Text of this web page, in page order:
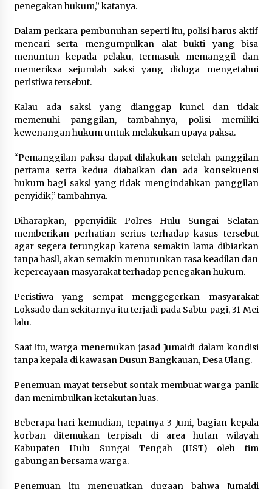
penegakan hukum,” katanya.
Dalam perkara pembunuhan seperti itu, polisi harus aktif
mencari serta mengumpulkan alat bukti yang bisa
menuntun kepada pelaku, termasuk memanggil dan
memeriksa sejumlah saksi yang diduga mengetahui
peristiwa tersebut.
Kalau ada saksi yang dianggap kunci dan tidak
memenuhi panggilan, tambahnya, polisi memiliki
kewenangan hukum untuk melakukan upaya paksa.
“Pemanggilan paksa dapat dilakukan setelah panggilan
pertama serta kedua diabaikan dan ada konsekuensi
hukum bagi saksi yang tidak mengindahkan panggilan
penyidik,” tambahnya.
Diharapkan, ppenyidik Polres Hulu Sungai Selatan
memberikan perhatian serius terhadap kasus tersebut
agar segera terungkap karena semakin lama dibiarkan
tanpa hasil, akan semakin menurunkan rasa keadilan dan
kepercayaan masyarakat terhadap penegakan hukum.
Peristiwa yang sempat menggegerkan masyarakat
Loksado dan sekitarnya itu terjadi pada Sabtu pagi, 31 Mei
lalu.
Saat itu, warga menemukan jasad Jumaidi dalam kondisi
tanpa kepala di kawasan Dusun Bangkauan, Desa Ulang.
Penemuan mayat tersebut sontak membuat warga panik
dan menimbulkan ketakutan luas.
Beberapa hari kemudian, tepatnya 3 Juni, bagian kepala
korban ditemukan terpisah di area hutan wilayah
Kabupaten Hulu Sungai Tengah (HST) oleh tim
gabungan bersama warga.
Penemuan itu menguatkan dugaan bahwa Jumaidi